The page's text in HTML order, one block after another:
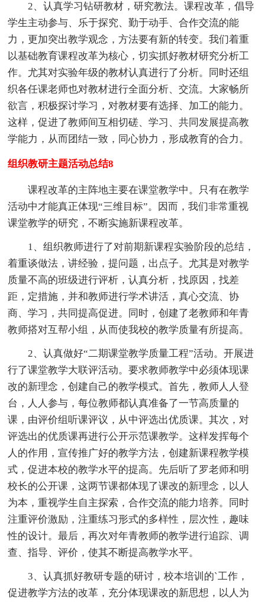
2、认真学习钻研教材，研究教法。课程改革，倡导
学生主动参与、乐于探究、勤于动手、合作交流的能
力，更加突出教学观念，方法要有新的转变。我们着重
以基础教育课程改革为核心，切实抓好教材研究分析工
作。尤其对实验年级的教材认真进行了分析。同时还组
织各任课老师也对教材进行全面分析、交流。大家畅所
欲言，积极探讨学习，对教材要有选择、加工的能力。
这样，促进了教师间互相切磋、学习、共同发展提高教
学能力，从而团结一致，同心协力，形成教育的合力。
组织教研主题活动总结8
课程改革的主阵地主要在课堂教学中。只有在教学
活动中才能真正体现“三维目标”。因而，我们非常重视
课堂教学的研究，不断实施新课程改革。
1、组织教师进行了对前期新课程实验阶段的总结，
着重谈做法，讲经验，提问题，出点子。尤其是对教学
质量不高的班级进行评析，认真分析，找原因，找差
距，定措施，并和教师进行学术讲活，真心交流、协
商、学习，共同提高促进。同时，创建了老教师和年青
教师搭对互帮小组，从而使我校的教学质量有所提高。
2、认真做好“二期课堂教学质量工程”活动。开展进
行了课堂教学大联评活动。要求教师教学中必须体现课
改的新理念，创建自己的教学模式。首先，教师人人登
台，人人参与，每位教师都认真准备了一节高质量的
课，由评价组听课评议，从中评选出优质课。其次，对
评选出的优质课再进行公开示范课教学。这样发挥每个
人的作用，宣传推广好的教学方法，创建新课程教学模
式，促进本校的教学水平的提高。先后听了罗老师和明
校长的公开课，这两节课都体现了课改的新理念，以人
为本，重视学生自主探索，合作交流的能力培养。同时
注重评价激励，注重练习形式的多样性，层次性，趣味
性的设计。最后，再次对年青教师的教学进行追踪、调
查、指导、评价，使其不断提高教学水平。
3、认真抓好教研专题的研讨，校本培训的`工作，
促进教学方法的改革，充分体现课改的新思想，以人为